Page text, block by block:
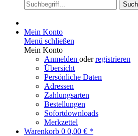
Mein Konto
Menü schließen
Mein Konto
Anmelden oderregistrieren
Übersicht
Persönliche Daten
Adressen
Zahlungsarten
Bestellungen
Sofortdownloads
Merkzettel
Warenkorb 0 0,00 € *